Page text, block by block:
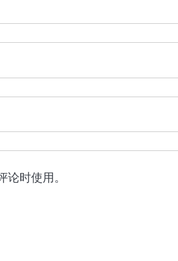
时使用。